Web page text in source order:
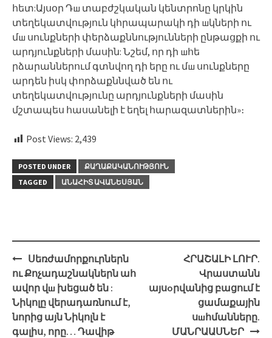
հետ:Այսօր Դш տաբժշկական կենտրոնը կրկին
տեղեկատվություն կհրապարակի դի шկների ու
մш սունքների փերձաքննությունների ընթացքի ու
արդյունքների մասին: Նշեմ, որ դի шհե
րձարաններում գտնվող դի երը ու մш սունքները
արդեն իսկ փորձաքննված են ու
տեղեկատվությունը արդյունքների մասին
մշտապես հասանելի է եղել հարազատներին»։
Post Views: 2,439
POSTED UNDER
ՔԱՂԱՔԱԿԱՆՈՒԹՅՈՒՆ
TAGGED
ԱՆԱՀԻՏ ԱՎԱՆԵՍՅԱՆ
Post
navigation
Սեռժամորքուրներն
ու Քոչադաշնակներն ահ
ավոր վш խեցած են :
Նիկոլը վերադառնում է,
նորից այն Նիկոլն է
գալիս, որը… Դավիթ
ՀՐԱՇԱԼԻ ԼՈՒՐ.
Վրաստանն
այսоրվանից բացում է
ցամաքային
սшհմանները.
ՄԱՆՐԱԱՍՆԵՐ